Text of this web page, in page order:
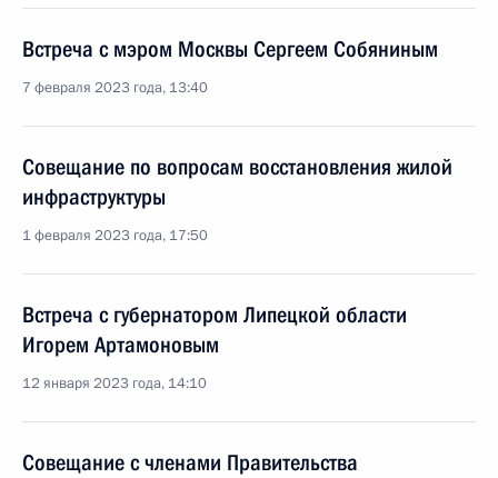
Встреча с мэром Москвы Сергеем Собяниным
7 февраля 2023 года, 13:40
Совещание по вопросам восстановления жилой
инфраструктуры
1 февраля 2023 года, 17:50
Встреча с губернатором Липецкой области
Игорем Артамоновым
12 января 2023 года, 14:10
Совещание с членами Правительства